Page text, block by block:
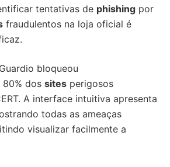
tentativas de phishing por
fraudulentos na loja oficial é
bloqueou
dos sites perigosos
A interface intuitiva apresenta
todas as ameaças
visualizar facilmente a